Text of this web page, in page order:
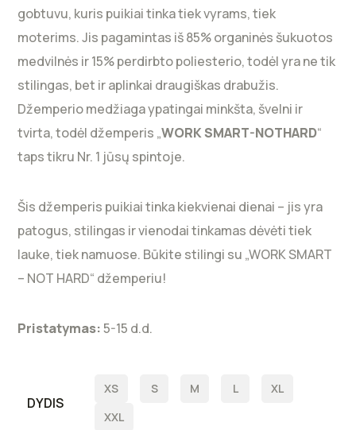
gobtuvu, kuris puikiai tinka tiek vyrams, tiek
moterims. Jis pagamintas iš 85% organinės šukuotos
medvilnės ir 15% perdirbto poliesterio, todėl yra ne tik
stilingas, bet ir aplinkai draugiškas drabužis.
Džemperio medžiaga ypatingai minkšta, švelni ir
tvirta, todėl džemperis „WORK SMART-NOTHARD“
taps tikru Nr. 1 jūsų spintoje.
Šis džemperis puikiai tinka kiekvienai dienai – jis yra
patogus, stilingas ir vienodai tinkamas dėvėti tiek
lauke, tiek namuose. Būkite stilingi su „WORK SMART
– NOT HARD“ džemperiu!
Pristatymas:5-15 d.d.
DYDIS
XS S M L
XL
XXL